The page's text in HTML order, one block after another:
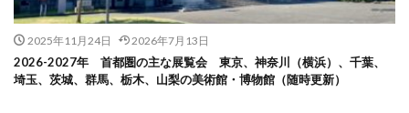
2025年11月24日 2026年7月13日
2026-2027年 首都圏の主な展覧会 東京、神奈川（横浜）、千葉、
埼玉、茨城、群馬、栃木、山梨の美術館・博物館（随時更新）